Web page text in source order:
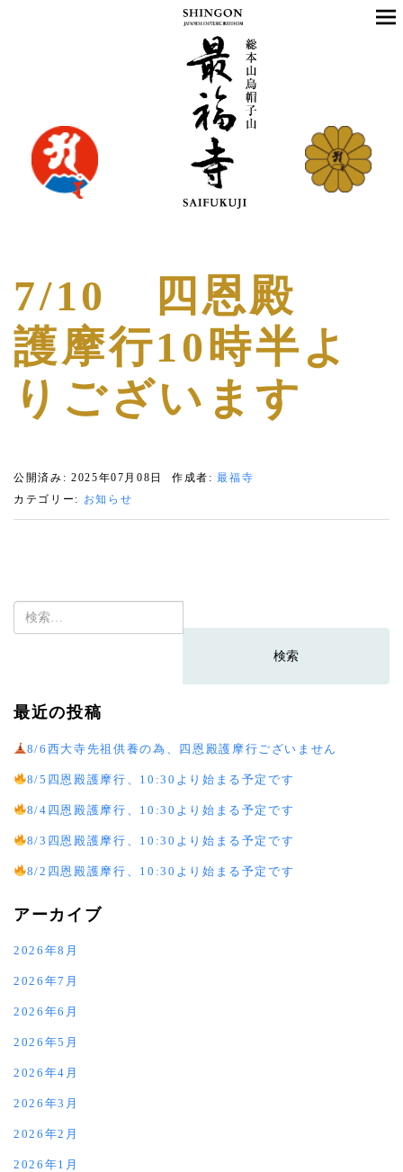
7/10 四恩殿
護摩行10時半よ
りございます
公開済み: 2025年07月08日 作成者:最福寺
カテゴリー: お知らせ
検
索:
最近の投稿
8/6西大寺先祖供養の為、四恩殿護摩行ございません
8/5四恩殿護摩行、10:30より始まる予定です
8/4四恩殿護摩行、10:30より始まる予定です
8/3四恩殿護摩行、10:30より始まる予定です
8/2四恩殿護摩行、10:30より始まる予定です
アーカイブ
2026年8月
2026年7月
2026年6月
2026年5月
2026年4月
2026年3月
2026年2月
2026年1月